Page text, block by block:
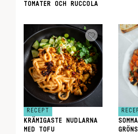
TOMATER OCH RUCCOLA
RECEPT
KRÄMIGASTE NUDLARNA
MED TOFU